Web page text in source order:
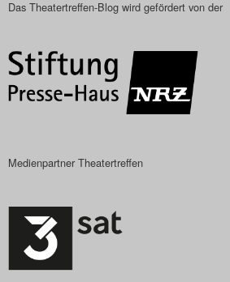
Das Theatertreffen-Blog wird gefördert von der
Medienpartner Theatertreffen